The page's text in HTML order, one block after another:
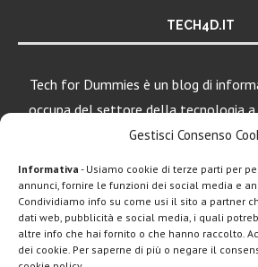
Gestisci Consenso
Informativa - Usiamo cookie di terze parti per
annunci, fornire le funzioni dei social media e
Condividiamo info su come usi il sito a partner
dati web, pubblicità e social media, i quali
altre info che hai fornito o che hanno raccolto.
dei cookie. Per saperne di più o negare il
TECH4D.IT
Tech for Dummies è un blog di
occupa del settore della tecnologia a
una particolare attenzione al
LEGGI ANCHE
Motorola rinnova